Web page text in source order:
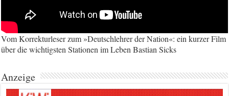
Vom Korrekturleser zum »Deutschlehrer der Nation«: ein kurzer Film
über die wichtigsten Stationen im Leben Bastian Sicks
Anzeige